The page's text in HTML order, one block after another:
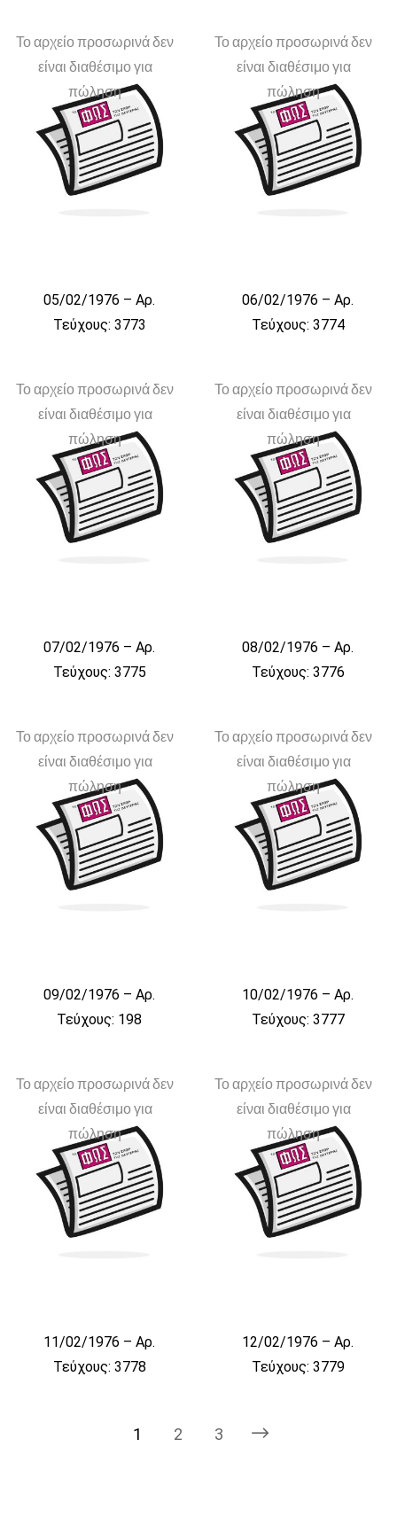
Το αρχείο προσωρινά δεν
είναι διαθέσιμο για
πώληση
05/02/1976 – Αρ.
Τεύχους: 3773
Το αρχείο προσωρινά δεν
είναι διαθέσιμο για
πώληση
06/02/1976 – Αρ.
Τεύχους: 3774
Το αρχείο προσωρινά δεν
είναι διαθέσιμο για
πώληση
07/02/1976 – Αρ.
Τεύχους: 3775
Το αρχείο προσωρινά δεν
είναι διαθέσιμο για
πώληση
08/02/1976 – Αρ.
Τεύχους: 3776
Το αρχείο προσωρινά δεν
είναι διαθέσιμο για
πώληση
09/02/1976 – Αρ.
Τεύχους: 198
Το αρχείο προσωρινά δεν
είναι διαθέσιμο για
πώληση
10/02/1976 – Αρ.
Τεύχους: 3777
Το αρχείο προσωρινά δεν
είναι διαθέσιμο για
πώληση
11/02/1976 – Αρ.
Τεύχους: 3778
Το αρχείο προσωρινά δεν
είναι διαθέσιμο για
πώληση
12/02/1976 – Αρ.
Τεύχους: 3779
1 2 3